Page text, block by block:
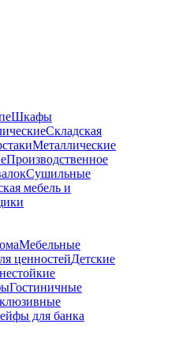
Шкафы
Складская
Металлические
Производственное
Сушильные
мебель и
Мебельные
ценностейДетские
Гостиничные
для банка